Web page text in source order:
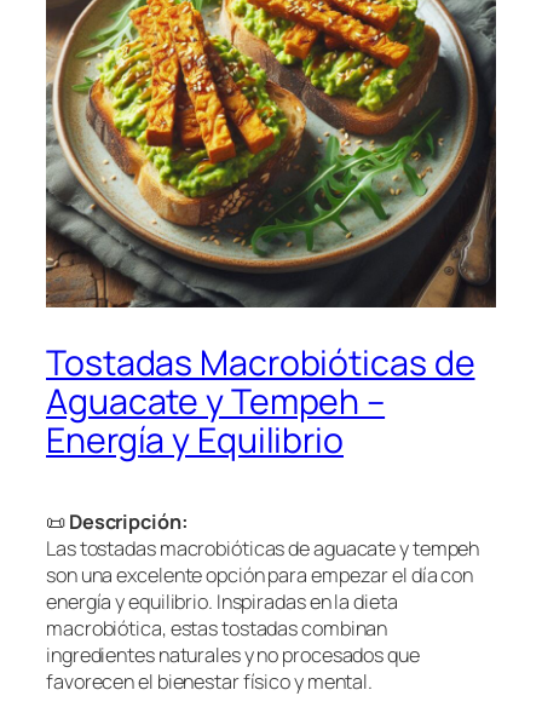
Tostadas Macrobióticas de
Aguacate y Tempeh –
Energía y Equilibrio
📜Descripción:
Las tostadas macrobióticas de aguacate y tempeh
son una excelente opción para empezar el día con
energía y equilibrio. Inspiradas en la dieta
macrobiótica, estas tostadas combinan
ingredientes naturales y no procesados que
favorecen el bienestar físico y mental.